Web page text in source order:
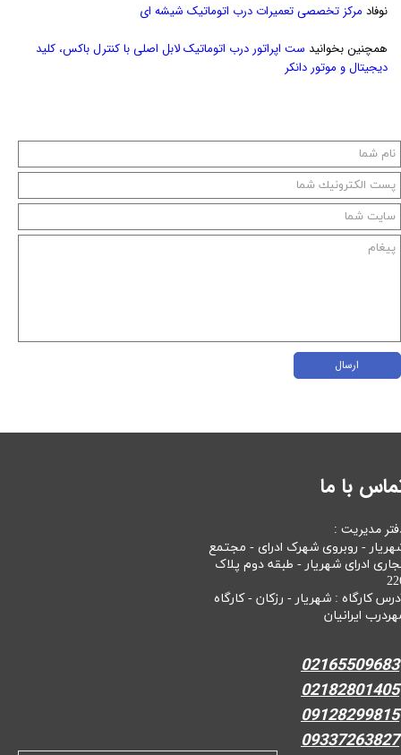
نوفاد مرکز تخصصی تعمیرات درب اتوماتیک شیشه ای
همچنین بخوانید ست اپراتور درب اتوماتیک لابل اصلی با کنترل باکس، کلید
دیجیتال و موتور دانکر
ارسال
با ما
مدیریت :
- روبروی شهرک ادرای - مجتمع
ادرای شهریار - طبقه دوم پلاک
کارگاه : شهریار - رزکان - کارگاه
ایرانیان
02165509683
02182801405
09128299815
09337263827